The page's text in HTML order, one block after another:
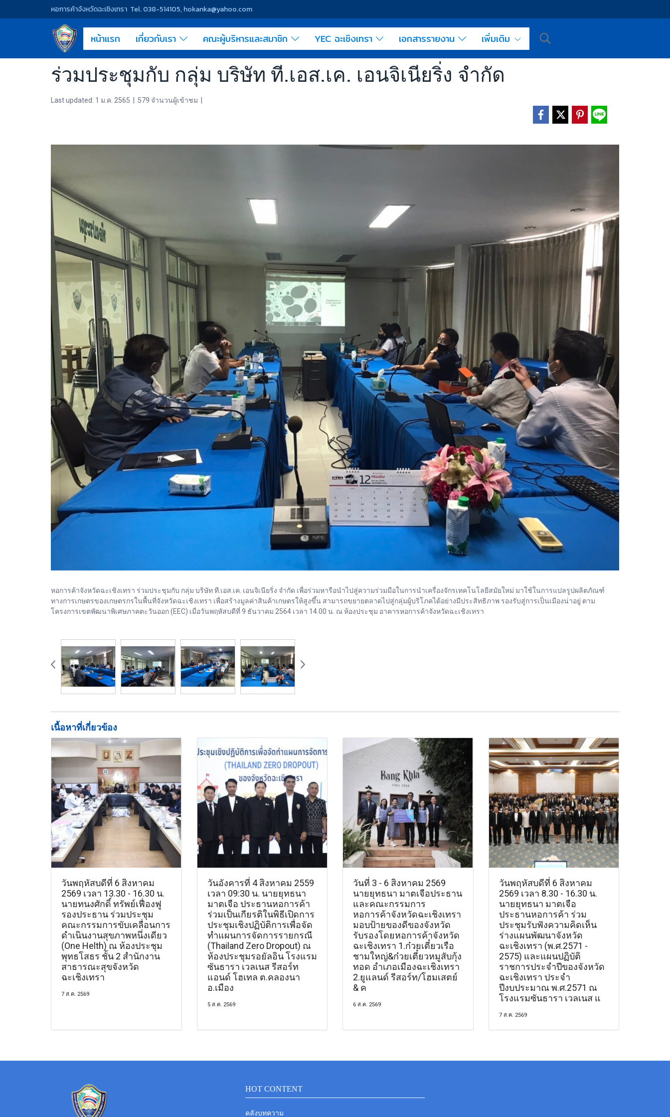
หอการค้าจังหวัดฉะเชิงเทรา Tel. 038-514105, hokanka@yahoo.com
หน้าแรก เกี่ยวกับเรา คณะผู้บริหารและสมาชิก YEC ฉะเชิงเทรา เอกสารรายงาน เพิ่มเติม
ร่วมประชุมกับ กลุ่ม บริษัท ที.เอส.เค. เอนจิเนียริ่ง จำกัด
Last updated: 1 ม.ค. 2565 579 จำนวนผู้เข้าชม
หอการค้าจังหวัดฉะเชิงเทรา ร่วมประชุมกับ กลุ่ม บริษัท ที.เอส.เค. เอนจิเนียริ่ง จำกัด เพื่อร่วมหารือนำไปสู่ความร่วมมือในการนำเครื่องจักรเทคโนโลยีสมัยใหม่ มาใช้ในการแปลรูปผลิตภัณฑ์
ทางการเกษตรของเกษตรกรในพื้นที่จังหวัดฉะเชิงเทรา เพื่อสร้างมูลค่าสินค้าเกษตรให้สูงขึ้น สามารถขยายตลาดไปสู่กลุ่มผู้บริโภคได้อย่างมีประสิทธิภาพ รองรับสู่การเป็นเมืองน่าอยู่ ตาม
โครงการเขตพัฒนาพิเศษภาคตะวันออก (EEC) เมื่อวันพฤหัสบดีที่ 9 ธันวาคม 2564 เวลา 14.00 น. ณ ห้องประชุม อาคารหอการค้าจังหวัดฉะเชิงเทรา
เนื้อหาที่เกี่ยวข้อง
วันพฤหัสบดีที่ 6 สิงหาคม
2569 เวลา 13.30 - 16.30 น.
นายทนงศักดิ์ ทรัพย์เฟื่องฟู
รองประธาน ร่วมประชุม
คณะกรรมการขับเคลื่อนการ
ดำเนินงานสุขภาพหนึ่งเดียว
(One Helth) ณ ห้องประชุม
พุทธโสธร ชั้น 2 สำนักงาน
สาธารณะสุขจังหวัด
ฉะเชิงเทรา
7 ส.ค. 2569
วันอังคารที่ 4 สิงหาคม 2559
เวลา 09:30 น. นายยุทธนา
มาตเจือ ประธานหอการค้า
ร่วมเป็นเกียรติในพิธีเปิดการ
ประชุมเชิงปฏิบัติการเพื่อจัด
ทำแผนการจัดการรายกรณี
(Thailand Zero Dropout) ณ
ห้องประชุมรอยัลอิน โรงแรม
ซันธารา เวลเนส รีสอร์ท
แอนด์ โฮเทล ต.คลองนา
อ.เมือง
5 ส.ค. 2569
วันที่ 3 - 6 สิงหาคม 2569
นายยุทธนา มาตเจือประธาน
และคณะกรรมการ
หอการค้าจังหวัดฉะเชิงเทรา
มอบป้ายของดีของจังหวัด
รับรองโดยหอการค้าจังหวัด
ฉะเชิงเทรา 1.ก๋วยเตี๋ยวเรือ
ชามใหญ่&ก๋วยเตี๋ยวหมูสับกุ้ง
ทอด อำเภอเมืองฉะเชิงเทรา
2.ยูแลนด์ รีสอร์ท/โฮมเสตย์
& ค
6 ส.ค. 2569
วันพฤหัสบดีที่ 6 สิงหาคม
2569 เวลา 8.30 - 16.30 น.
นายยุทธนา มาตเจือ
ประธานหอการค้า ร่วม
ประชุมรับฟังความคิดเห็น
ร่างแผนพัฒนาจังหวัด
ฉะเชิงเทรา (พ.ศ.2571 -
2575) และแผนปฏิบัติ
ราชการประจำปีของจังหวัด
ฉะเชิงเทรา ประจำ
ปีงบประมาณ พ.ศ.2571 ณ
โรงแรมซันธารา เวลเนส แ
7 ส.ค. 2569
HOT CONTENT
คลังบทความ